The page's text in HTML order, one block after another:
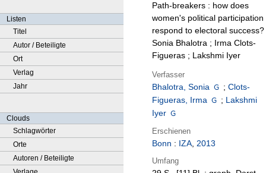
Listen
Titel
Autor / Beteiligte
Ort
Verlag
Jahr
Clouds
Schlagwörter
Orte
Autoren / Beteiligte
Path-breakers : how does
women's political participation
respond to electoral success?
Sonia Bhalotra ; Irma Clots-
Figueras ; Lakshmi Iyer
Verfasser
Bhalotra, Sonia ; Clots-
Figueras, Irma
; Lakshmi
Iyer
Erschienen
Bonn : IZA, 2013
Umfang